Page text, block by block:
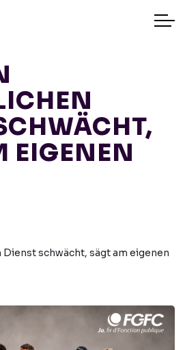
EIGENEN
schwächt, sägt am eigenen